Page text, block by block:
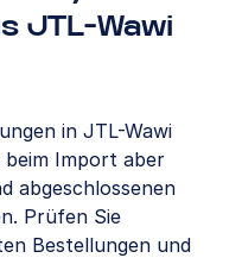
JTL-Wawi
in JTL-Wawi
Import aber
abgeschlossenen
Prüfen Sie
Bestellungen und